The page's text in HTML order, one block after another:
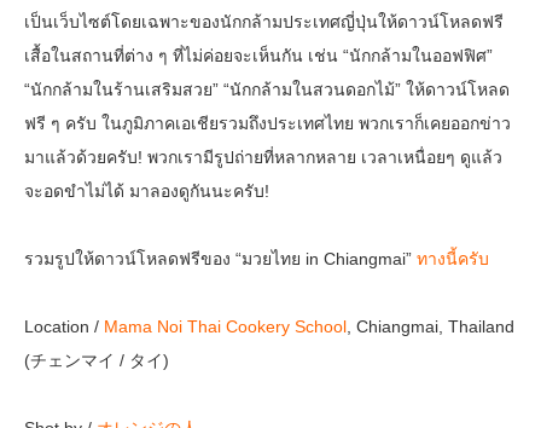
เป็นเว็บไซต์โดยเฉพาะของนักกล้ามประเทศญี่ปุ่นให้ดาวน์โหลดฟรี
เสื้อในสถานที่ต่าง ๆ ที่ไม่ค่อยจะเห็นกัน เช่น “นักกล้ามในออฟฟิศ”
“นักกล้ามในร้านเสริมสวย” “นักกล้ามในสวนดอกไม้” ให้ดาวน์โหลด
ฟรี ๆ ครับ ในภูมิภาคเอเชียรวมถึงประเทศไทย พวกเราก็เคยออกข่าว
มาแล้วด้วยครับ! พวกเรามีรูปถ่ายที่หลากหลาย เวลาเหนื่อยๆ ดูแล้ว
จะอดขำไม่ได้ มาลองดูกันนะครับ!
รวมรูปให้ดาวน์โหลดฟรีของ “มวยไทย in Chiangmai” ทางนี้ครับ
Location / Mama Noi Thai Cookery School , Chiangmai, Thailand
(チェンマイ / タイ)